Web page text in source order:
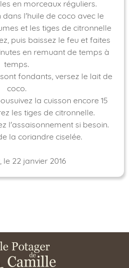
en morceaux réguliers.
dans l'huile de coco avec le
et les tiges de citronnelle
puis baissez le feu et faites
en remuant de temps à
temps.
fondants, versez le lait de
coco.
la cuisson encore 15
les tiges de citronnelle.
l'assaisonnement si besoin.
la coriandre ciselée.
le 22 janvier 2016